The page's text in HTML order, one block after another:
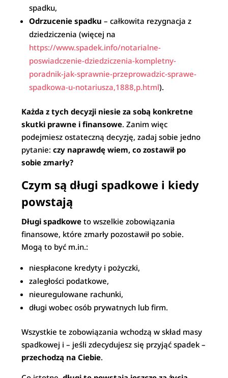
spadku,
Odrzucenie spadku – całkowita rezygnacja z
dziedziczenia (więcej na
https://www.spadek.info/notarialne-
poswiadczenie-dziedziczenia-kompletny-
poradnik-jak-sprawnie-przeprowadzic-sprawe-
spadkowa-u-notariusza,1888,p.html).
Każda z tych decyzji niesie za sobą konkretne
skutki prawne i finansowe. Zanim więc
podejmiesz ostateczną decyzję, zadaj sobie jedno
pytanie:czy naprawdę wiem, co zostawił po
sobie zmarły?
Czym są długi spadkowe i kiedy
powstają
Długi spadkowe to wszelkie zobowiązania
finansowe, które zmarły pozostawił po sobie.
Mogą to być m.in.:
niespłacone kredyty i pożyczki,
zaległości podatkowe,
nieuregulowane rachunki,
długi wobec osób prywatnych lub firm.
Wszystkie te zobowiązania wchodzą w skład masy
spadkowej i – jeśli zdecydujesz się przyjąć spadek –
przechodzą na Ciebie.